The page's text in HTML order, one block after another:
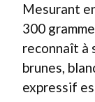
Mesurant
300
reconnaît à
brunes,
expressif